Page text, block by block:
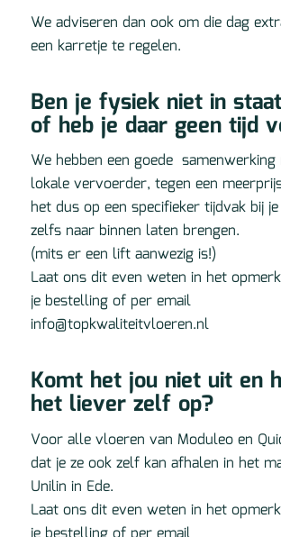
We adviseren dan ook om die dag
een karretje te regelen.
Ben je fysiek niet in
of heb je daar geen tijd
We hebben een goede samenwerking
lokale vervoerder, tegen een
het dus op een specifieker tijdvak bij
zelfs naar binnen laten brengen.
(mits er een lift aanwezig is!)
Laat ons dit even weten in het
je bestelling of per email
info@topkwaliteitvloeren.nl
Komt het jou niet uit en
het liever zelf op?
Voor alle vloeren van Moduleo en
dat je ze ook zelf kan afhalen in het
Unilin in Ede.
Laat ons dit even weten in het